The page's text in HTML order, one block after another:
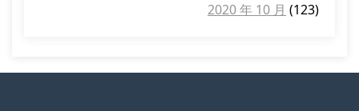
2020 年 10 月 (123)